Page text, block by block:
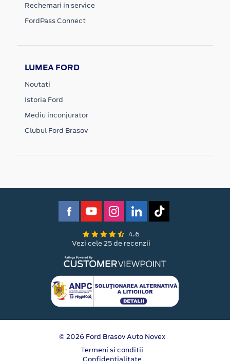
Rechemari in service
FordPass Connect
LUMEA FORD
Noutati
Istoria Ford
Mediu inconjurator
Clubul Ford Brasov
4.6
Vezi cele 25 de recenzii
© 2026 Ford Brasov Auto Novex
Termeni si conditii